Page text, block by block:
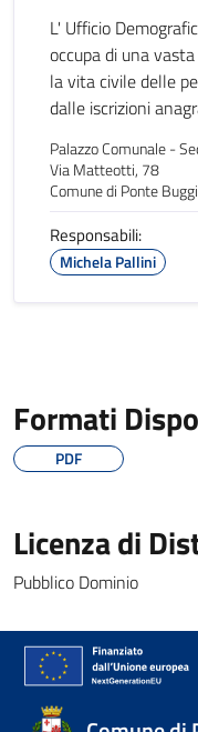
L' Ufficio
occupa di una
la vita civile delle
dalle iscrizioni
Palazzo Comunale -
Via Matteotti, 78
Comune di Ponte
Responsabili:
Michela Pallini
Formati
PDF
Licenza di
Pubblico Dominio